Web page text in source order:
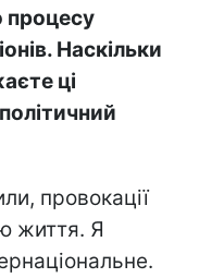
процесу
Наскільки
ці
провокації
життя. Я